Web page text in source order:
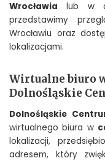
Wrocławia lub w
przedstawimy
Wrocławiu oraz
lokalizacjami.
Wirtualne biuro
Dolnośląskie
Dolnośląskie
wirtualnego biura w
lokalizacji,
adresem, który